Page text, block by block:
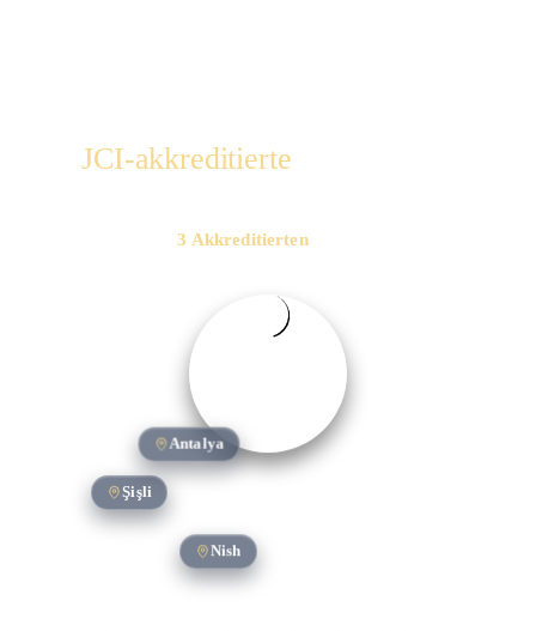
JCI-akkreditierte
In3 AkkreditiertenKliniken
Nish
Şişli
Antalya